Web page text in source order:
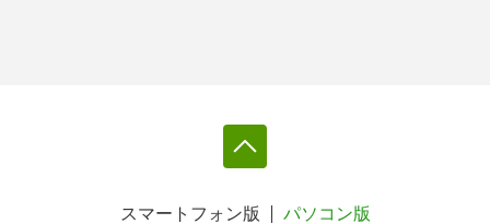
スマートフォン版 パソコン版